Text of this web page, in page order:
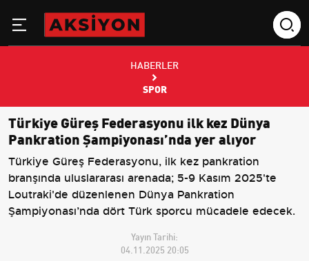
HABERLER
SPOR
Türkiye Güreş Federasyonu ilk kez Dünya
Pankration Şampiyonası’nda yer alıyor
Türkiye Güreş Federasyonu, ilk kez pankration
branşında uluslararası arenada; 5-9 Kasım 2025'te
Loutraki'de düzenlenen Dünya Pankration
Şampiyonası’nda dört Türk sporcu mücadele edecek.
Yayın Tarihi:
04.11.2025 20:05